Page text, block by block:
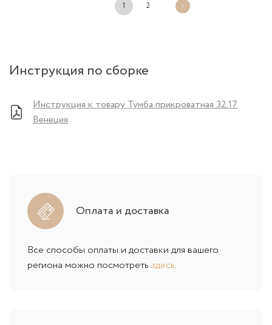
1 2
Инструкция по сборке
Инструкция к товару Тумба прикроватная 32.17
Венеция
Оплата и доставка
Все способы оплаты и доставки для вашего
региона можно посмотреть здесь.